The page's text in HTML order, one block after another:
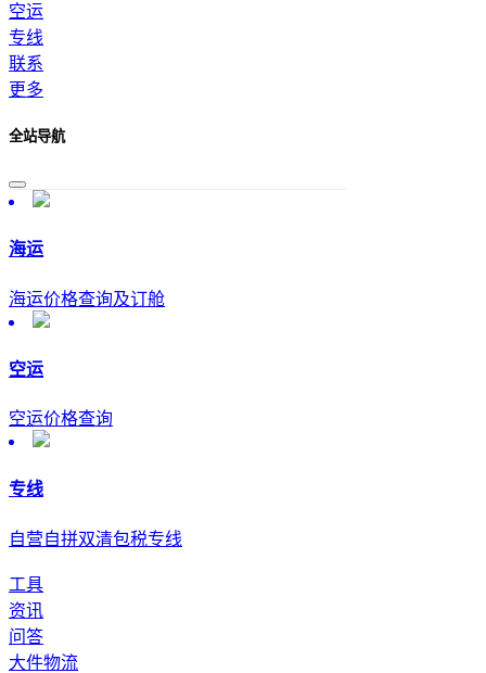
空运
专线
联系
更多
全站导航
海运
海运价格查询及订舱
空运
空运价格查询
专线
自营自拼双清包税专线
工具
资讯
问答
大件物流